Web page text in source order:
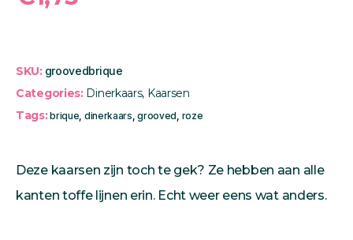
SKU: groovedbrique
Categories: Dinerkaars, Kaarsen
Tags:brique dinerkaars ,grooved roze
Deze kaarsen zijn toch te gek? Ze hebben aan alle
kanten toffe lijnen erin. Echt weer eens wat anders.